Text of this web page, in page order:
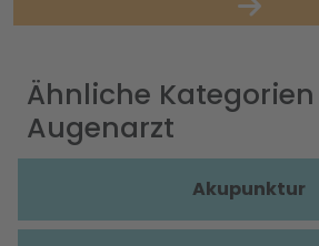
Ähnliche
Augenarzt
Akupunktur